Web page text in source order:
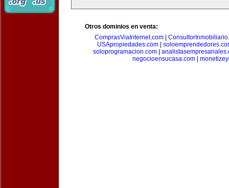
Otros dominios en venta:
ComprasViaInternet.com
USApropiedades.com
soloprogramacion.com
negocioensucasa.com|